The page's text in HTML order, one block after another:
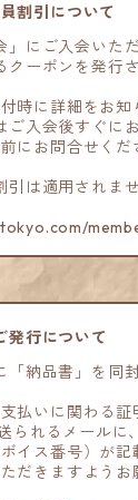
割引について
」にご入会いた
ーポンを発行
時に詳細をお知
入会後すぐに
にお問合せくだ
は適用されま
発行について
納品書」を同
払いに関わる証
られるメール
イス番号）が記
だきますようお